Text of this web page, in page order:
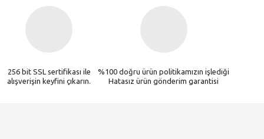
256 bit SSL sertifikası ile
alışverişin keyfini çıkarın.
%100 doğru ürün politikamızın işlediği
Hatasız ürün gönderim garantisi